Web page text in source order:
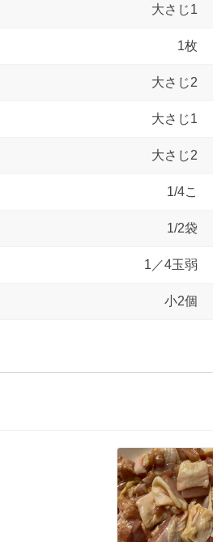
大さじ1
1枚
大さじ2
大さじ1
大さじ2
1/4こ
1/2袋
1／4玉弱
小2個